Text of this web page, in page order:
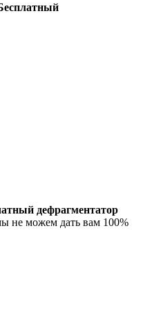
дефрагментатор
не можем дать вам 100%